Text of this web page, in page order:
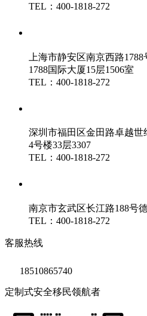
TEL：400-1818-272
上海市静安区南京西路1788
1788国际大厦15层1506室
TEL：400-1818-272
深圳市福田区金田路卓越世
4号楼33层3307
TEL：400-1818-272
南京市玄武区长江路188号
TEL：400-1818-272
客服热线
18510865740
定制式安全移民领航者